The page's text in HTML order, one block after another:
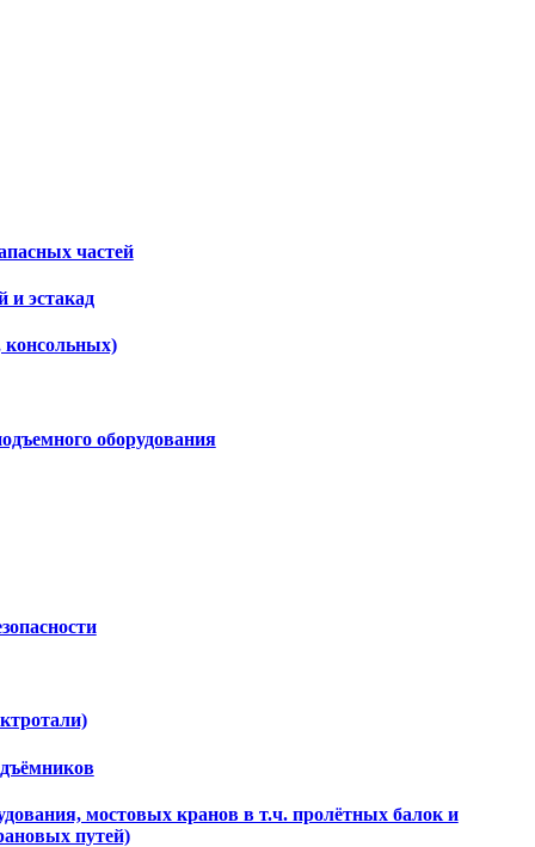
частей
и эстакад
консольных)
оборудования
мостовых кранов в т.ч. пролётных балок и
путей)